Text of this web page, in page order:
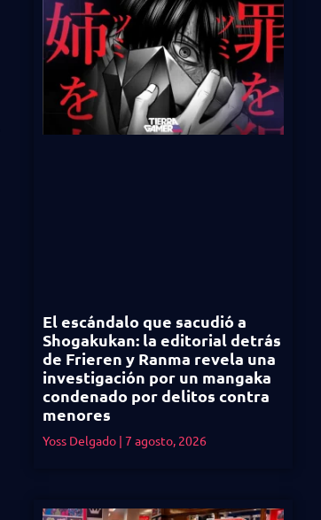
El escándalo que sacudió a
Shogakukan: la editorial detrás
de Frieren y Ranma revela una
investigación por un mangaka
condenado por delitos contra
menores
Yoss Delgado 7 agosto, 2026